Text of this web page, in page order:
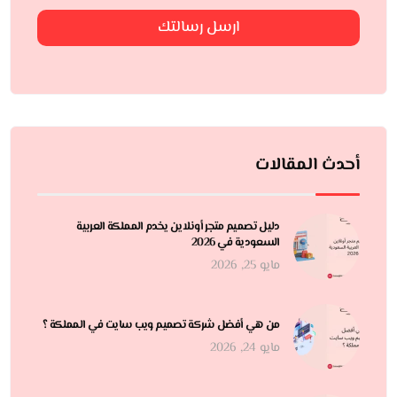
ارسل رسالتك
أحدث المقالات
دليل تصميم متجر أونلاين يخدم المملكة العربية
السعودية في 2026
مايو 25, 2026
من هي أفضل شركة تصميم ويب سايت في المملكة ؟
مايو 24, 2026